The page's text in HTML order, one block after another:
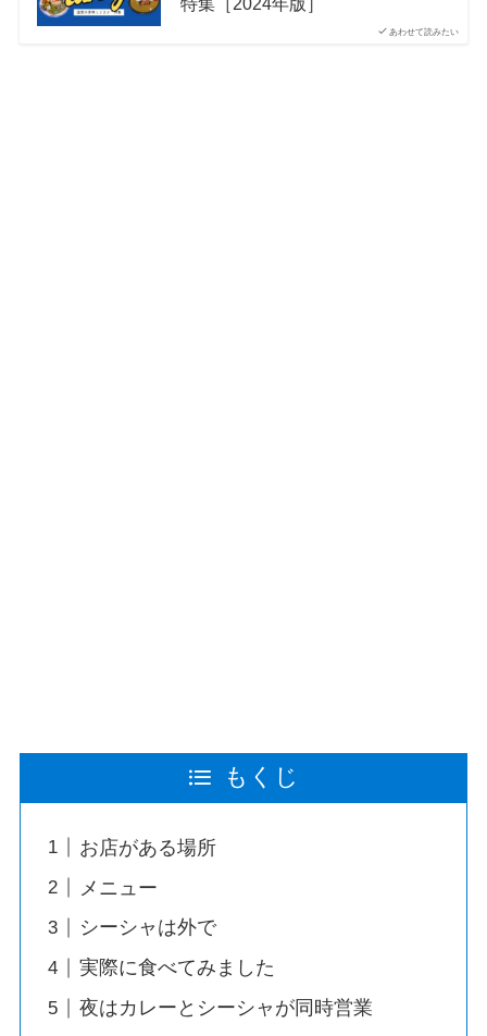
あわせて読みたい
もくじ
お店がある場所
メニュー
シーシャは外で
実際に食べてみました
夜はカレーとシーシャが同時営業